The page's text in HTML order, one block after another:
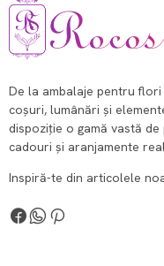
De la ambalaje pentru
coșuri, lumânări și
dispoziție o gamă vastă
cadouri și aranjamente
Inspiră-te din articolele